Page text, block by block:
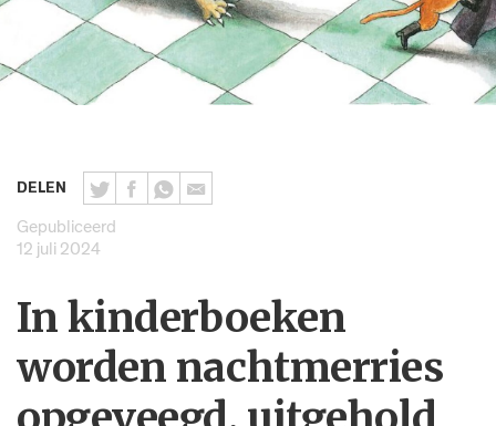
DELEN
Gepubliceerd
12 juli 2024
In kinderboeken
worden nachtmerries